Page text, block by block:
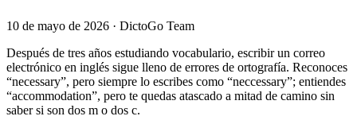
10 de mayo de 2026 · DictoGo Team
Después de tres años estudiando vocabulario, escribir un correo
electrónico en inglés sigue lleno de errores de ortografía. Reconoces
“necessary”, pero siempre lo escribes como “neccessary”; entiendes
“accommodation”, pero te quedas atascado a mitad de camino sin
saber si son dos m o dos c.